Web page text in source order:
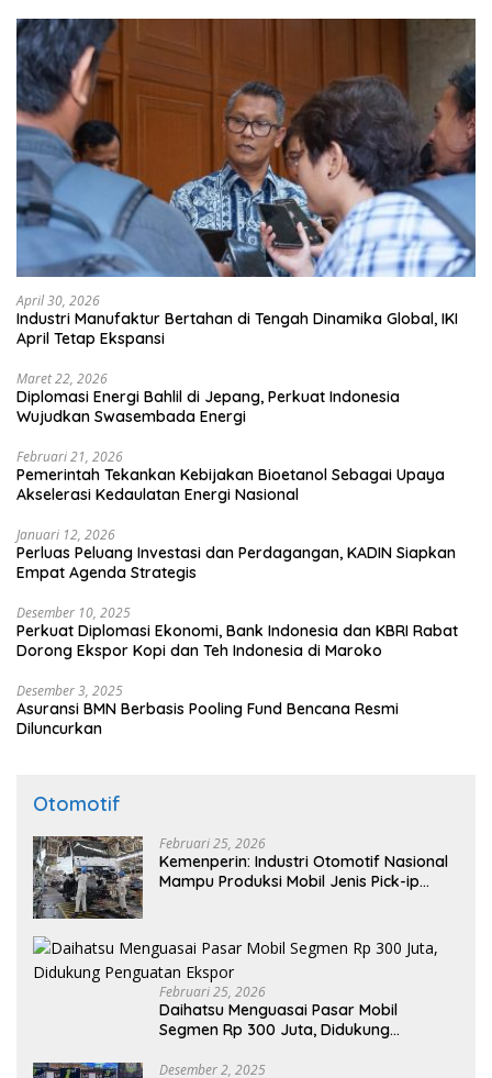
April 30, 2026
Industri Manufaktur Bertahan di Tengah Dinamika Global, IKI
April Tetap Ekspansi
Maret 22, 2026
Diplomasi Energi Bahlil di Jepang, Perkuat Indonesia
Wujudkan Swasembada Energi
Februari 21, 2026
Pemerintah Tekankan Kebijakan Bioetanol Sebagai Upaya
Akselerasi Kedaulatan Energi Nasional
Januari 12, 2026
Perluas Peluang Investasi dan Perdagangan, KADIN Siapkan
Empat Agenda Strategis
Desember 10, 2025
Perkuat Diplomasi Ekonomi, Bank Indonesia dan KBRI Rabat
Dorong Ekspor Kopi dan Teh Indonesia di Maroko
Desember 3, 2025
Asuransi BMN Berbasis Pooling Fund Bencana Resmi
Diluncurkan
Otomotif
Februari 25, 2026
Kemenperin: Industri Otomotif Nasional
Mampu Produksi Mobil Jenis Pick-ip
Februari 25, 2026
Daihatsu Menguasai Pasar Mobil
Segmen Rp 300 Juta, Didukung
Desember 2, 2025